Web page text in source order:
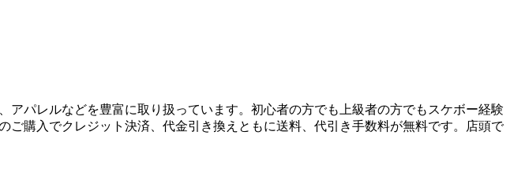
パレルなどを豊富に取り扱っています。初心者の方でも上級者の方でもスケボー経験
購入でクレジット決済、代金引き換えともに送料、代引き手数料が無料です。店頭で